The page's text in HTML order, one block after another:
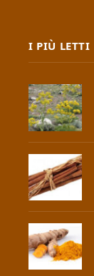
I PIÙ LETTI